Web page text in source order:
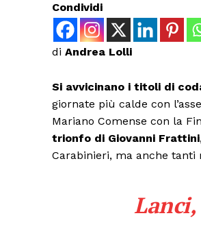
Condividi
di Andrea Lolli
Si avvicinano i titoli di
giornate più calde con
Mariano Comense con la
trionfo di Giovanni Frattini
Carabinieri, ma anche